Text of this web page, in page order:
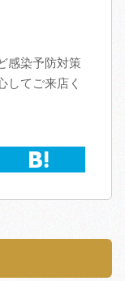
感染予防対策
してご来店く